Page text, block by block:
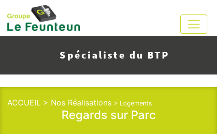
Spécialiste du BTP
ACCUEIL > Nos Réalisations > Logements
Regards sur Parc